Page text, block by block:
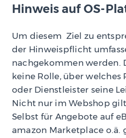
Hinweis auf OS-
Um diesem Ziel zu
der Hinweispflicht
nachgekommen werden.
keine Rolle, über welches
oder Dienstleister seine
Nicht nur im Webshop
Selbst für Angebote auf
amazon Marketplace o.ä.